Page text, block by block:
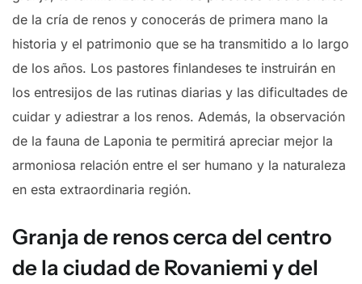
de la cría de renos y conocerás de primera mano la
historia y el patrimonio que se ha transmitido a lo largo
de los años. Los pastores finlandeses te instruirán en
los entresijos de las rutinas diarias y las dificultades de
cuidar y adiestrar a los renos. Además, la observación
de la fauna de Laponia te permitirá apreciar mejor la
armoniosa relación entre el ser humano y la naturaleza
en esta extraordinaria región.
Granja de renos cerca del centro
de la ciudad de Rovaniemi y del